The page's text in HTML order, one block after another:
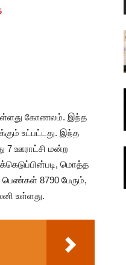
கோணலம். இந்த
உட்பட்டது. இந்த
7 ஊராட்சி மன்ற
மொத்த
8790 பேரும்,
உள்ளது.